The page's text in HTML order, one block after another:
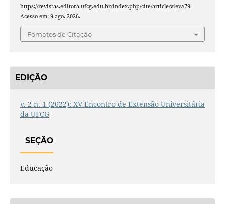
https://revistas.editora.ufcg.edu.br/index.php/cite/article/view/79.
Acesso em: 9 ago. 2026.
Fomatos de Citação
EDIÇÃO
v. 2 n. 1 (2022): XV Encontro de Extensão Universitária
da UFCG
SEÇÃO
Educação